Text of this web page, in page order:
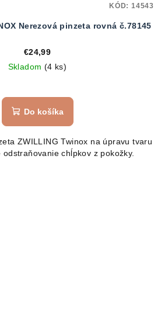
Nerezová pinzeta rovná č.78145
€24,99
Skladom (4 ks)
Do košíka
ZWILLING Twinox na úpravu tvaru
chĺpkov z pokožky.
KÓD: 14543